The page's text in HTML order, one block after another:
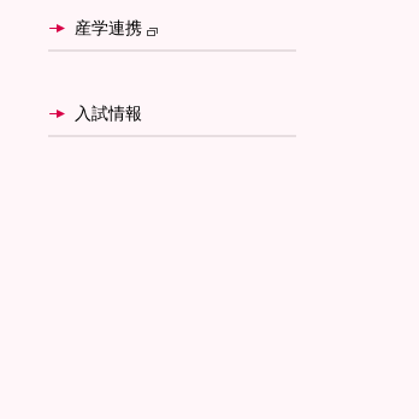
産学連携
入試情報